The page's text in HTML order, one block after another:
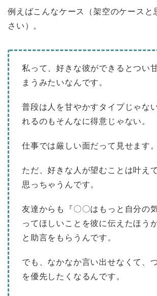
例えばこんなケース（架空のケースと
さい）。
私って、好きな彼ができるとつい
まうみたいなんです。
普段は人を甘やかすタイプじゃな
れるのもそんなに得意じゃない。
仕事では厳しい面だって見せます。
ただ、好きな人が望むことは叶え
思っちゃうんです。
友達からも『〇〇はもっと自分の
ってほしいことを彼に伝えたほう
と助言をもらうんです。
でも、なかなか言い出せなくて、
を優先したくなるんです。